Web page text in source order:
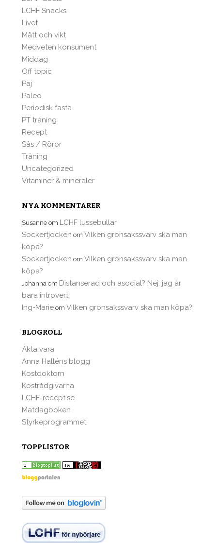
LCHF Snacks
Livet
Mått och vikt
Medveten konsument
Middag
Off topic
Paj
Paleo
Periodisk fasta
PT träning
Recept
Sås / Röror
Träning
Uncategorized
Vitaminer & mineraler
NYA KOMMENTARER
Susanne om LCHF lussebullar
Sockertjocken om Vilken grönsakssvarv ska man
köpa?
Sockertjocken om Vilken grönsakssvarv ska man
köpa?
Johanna om Distanserad och asocial? Nej, jag är
bara introvert.
Ing-Marie om Vilken grönsakssvarv ska man köpa?
BLOGROLL
Äkta vara
Anna Halléns blogg
Kostdoktorn
Kostrådgivarna
LCHF-recept.se
Matdagboken
Styrkeprogrammet
TOPPLISTOR